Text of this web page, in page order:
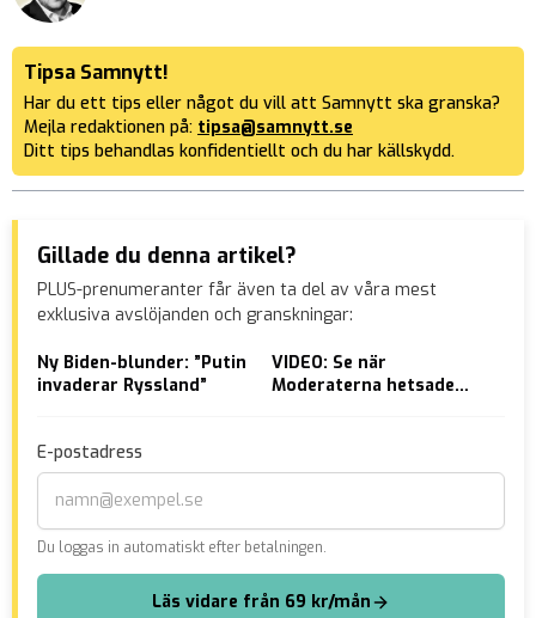
Tipsa Samnytt!
Har du ett tips eller något du vill att Samnytt ska granska?
Mejla redaktionen på: tipsa@samnytt.se
Ditt tips behandlas konfidentiellt och du har källskydd.
Gillade du denna artikel?
PLUS-prenumeranter får även ta del av våra mest
exklusiva avslöjanden och granskningar:
Ny Biden-blunder: ”Putin
invaderar Ryssland”
VIDEO: Se när
Moderaterna hetsade
E-postadress
Du loggas in automatiskt efter betalningen.
Läs vidare från 69 kr/mån